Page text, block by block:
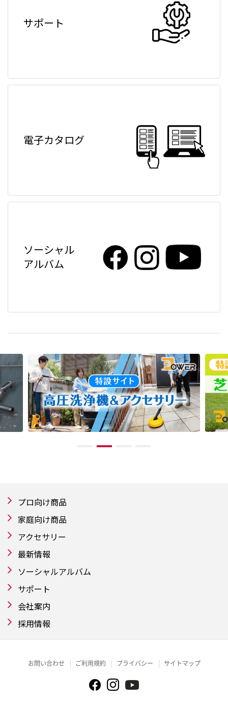
サポート
電子カタログ
ソーシャル
アルバム
プロ向け商品
家庭向け商品
アクセサリー
最新情報
ソーシャルアルバム
サポート
会社案内
採用情報
お問い合わせ ご利用規約 プライバシー サイトマップ